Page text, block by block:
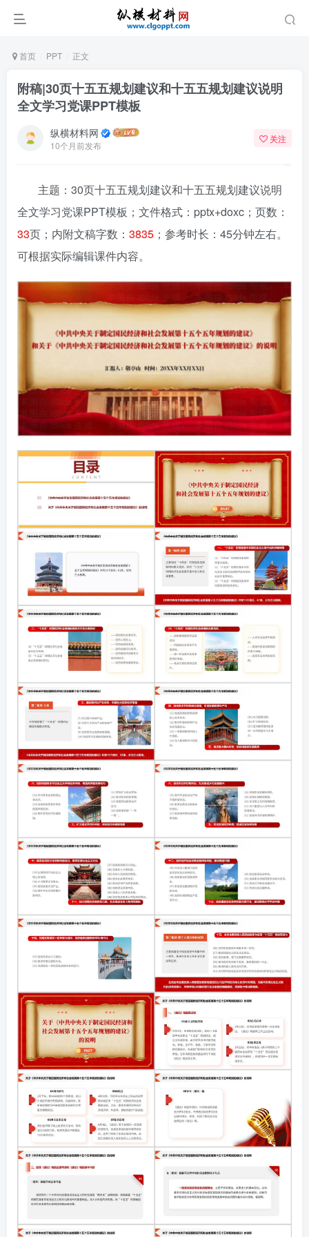
首页 PPT 正文
附稿|30页十五五规划建议和十五五规划建议说明
全文学习党课PPT模板
纵横材料网
10个月前发布
关注
主题：30页十五五规划建议和十五五规划建议说明
全文学习党课PPT模板 ；文件格式：pptx+doxc；页数：
33页；内附文稿字数： 3835 ；参考时长：45分钟左右。
可根据实际编辑课件内容。